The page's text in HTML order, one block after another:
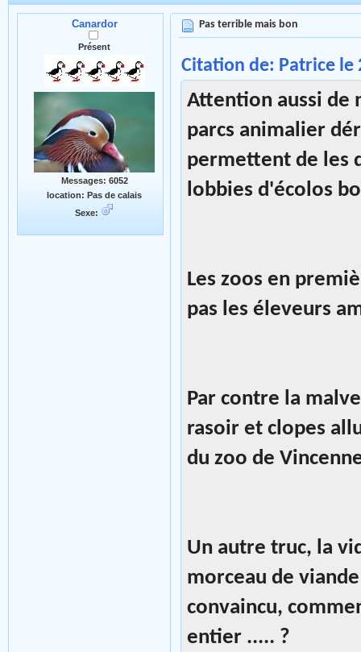
Canardor
Présent
Messages: 6052
location: Pas de calais
Sexe:
Pas terrible mais bon
Citation de: Patrice le
Attention aussi de
parcs animalier
permettent de les
lobbies d'écolos
Les zoos en
pas les éleveurs
Par contre la
rasoir et clopes
du zoo de
Un autre truc, la
morceau de
convaincu,
entier ..... ?